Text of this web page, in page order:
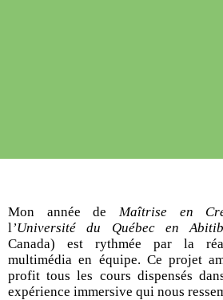
Mon année de Maîtrise en
l ’Université du Québec en
Canada) est rythmée par la
multimédia en équipe. Ce projet
profit tous les cours dispensés
expérience immersive qui nous